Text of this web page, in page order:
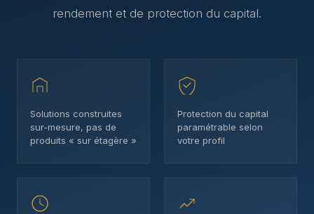
rendement et de protection du capital.
Solutions construites
sur-mesure, pas de
produits « sur étagère »
Protection du capital
paramétrable selon
votre profil